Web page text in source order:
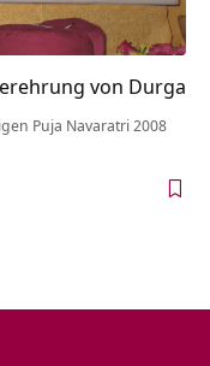
von Durga
Puja Navaratri 2008